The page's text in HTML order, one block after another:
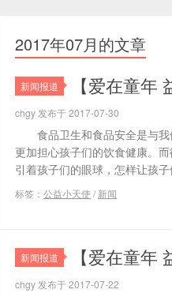
2017年07月的文章
新闻报道 【爱在童
chgy 发布于 2017-07-30
食品卫生和食品安全是与我
更加担心孩子们的饮食健康。
引着孩子们的眼球，怎样让孩
标签： 公益小天使 / 新闻
新闻报道 【爱在童年
chgy 发布于 2017-07-22